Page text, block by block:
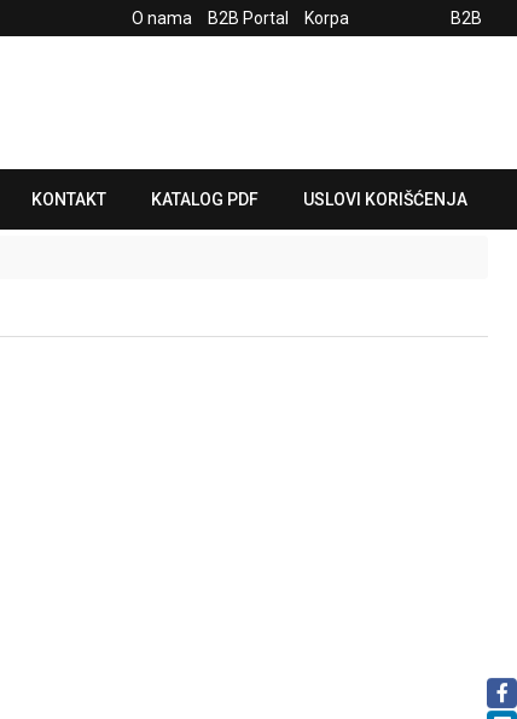
O nama B2B Portal Korpa B2B
KONTAKT KATALOG PDF USLOVI KORIŠĆENJA